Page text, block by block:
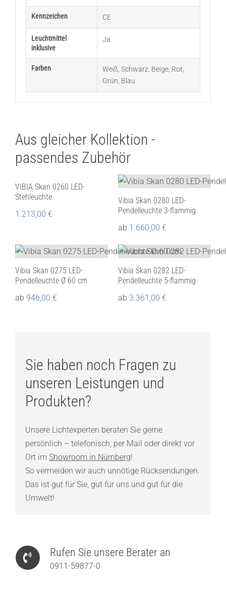
Kennzeichen CE
Leuchtmittel
inklusive
Ja
Farben Weiß, Schwarz, Beige, Rot,
Grün, Blau
Aus gleicher Kollektion -
passendes Zubehör
VIBIA Skan 0260 LED-
Stehleuchte
1.213,00 €
Vibia Skan 0280 LED-
Pendelleuchte 3-flammig
ab 1.660,00 €
Vibia Skan 0275 LED-
Pendelleuchte Ø 60 cm
ab 946,00 €
Vibia Skan 0282 LED-
Pendelleuchte 5-flammig
ab 3.361,00 €
Sie haben noch Fragen zu
unseren Leistungen und
Produkten?
Unsere Lichtexperten beraten Sie gerne
persönlich – telefonisch, per Mail oder direkt vor
Ort im Showroom in Nürnberg!
So vermeiden wir auch unnötige Rücksendungen.
Das ist gut für Sie, gut für uns und gut für die
Umwelt!
Rufen Sie unsere Berater an
0911-59877-0